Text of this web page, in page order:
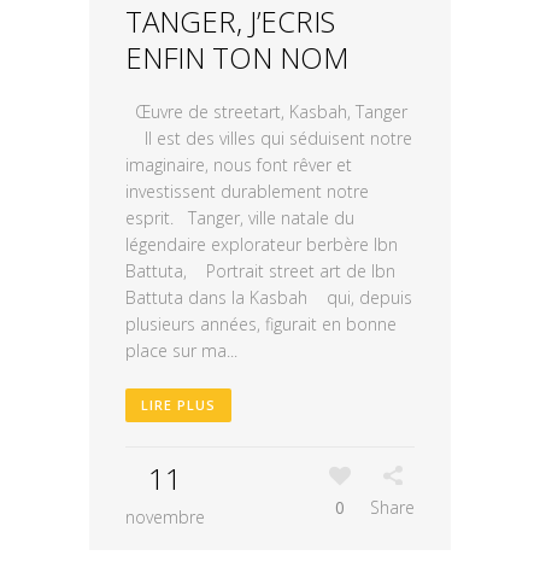
TANGER, J’ECRIS
ENFIN TON NOM
Œuvre de streetart, Kasbah, Tanger
Il est des villes qui séduisent notre
imaginaire, nous font rêver et
investissent durablement notre
esprit. Tanger, ville natale du
légendaire explorateur berbère Ibn
Battuta, Portrait street art de Ibn
Battuta dans la Kasbah qui, depuis
plusieurs années, figurait en bonne
place sur ma...
LIRE PLUS
11
novembre 0 Share